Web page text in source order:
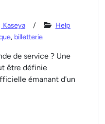
Kaseya
Help
, billetterie
de service ? Une
être définie
émanant d'un